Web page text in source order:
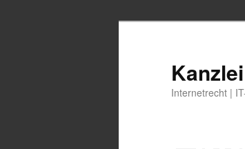
Internetrecht |